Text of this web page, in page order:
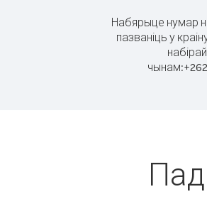
Набярыце нумар
пазваніць у
чынам:+262